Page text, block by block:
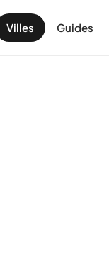
Villes Guides